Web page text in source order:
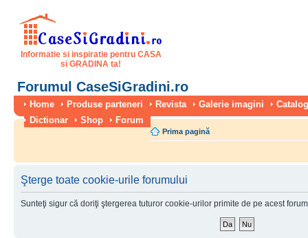
Informatie si inspiratie pentru CASA
si GRADINA ta!
Forumul CaseSiGradini.ro
Home Produse parteneri Revista Galerie imagini
Dictionar
Shop Forum
Prima pagină
Şterge toate cookie-urile forumului
Sunteţi sigur că doriţi ştergerea tuturor cookie-urilor primite de pe acest